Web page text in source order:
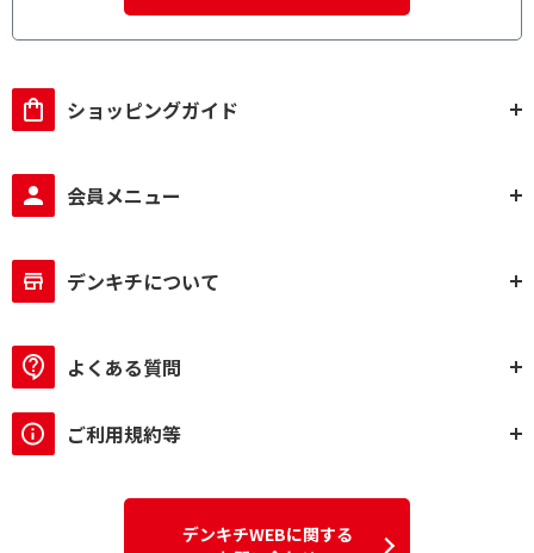
ショッピングガイド
会員メニュー
デンキチについて
よくある質問
ご利用規約等
デンキチWEBに関する